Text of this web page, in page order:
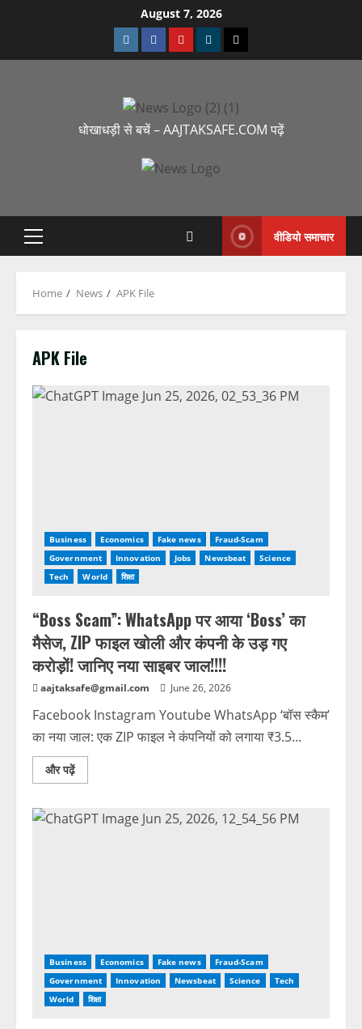
August 7, 2026
धोखाधड़ी से बचें – AAJTAKSAFE.COM पढ़ें
वीडियो समाचार
Home News APK File
APK File
Business Economics Fake news
Fraud-Scam
Government
Innovation Jobs Newsbeat
Science
Tech
World शिक्षा
“Boss Scam”: WhatsApp पर आया ‘Boss’ का
मैसेज, ZIP फाइल खोली और कंपनी के उड़ गए
करोड़ों! जानिए नया साइबर जाल!!!!
aajtaksafe@gmail.com June 26, 2026
Facebook Instagram Youtube WhatsApp ‘बॉस स्कैम’
का नया जाल: एक ZIP फाइल ने कंपनियों को लगाया ₹3.5...
और पढ़ें
Business Economics Fake news
Fraud-Scam
Government
Innovation Newsbeat Science
Tech
World
शिक्षा